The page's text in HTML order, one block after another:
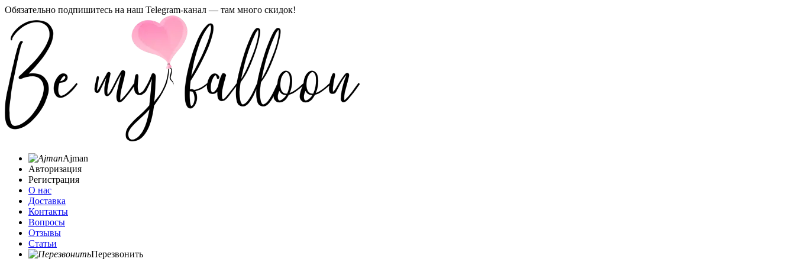
Обязательно подпишитесь на наш Telegram-канал — там много скидок!
Ajman
Авторизация
Регистрация
О нас
Доставка
Контакты
Вопросы
Отзывы
Статьи
Перезвонить